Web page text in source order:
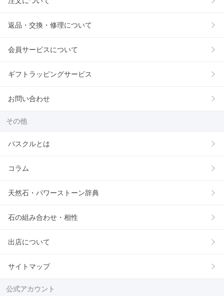
返品・交換・修理について
会員サービスについて
ギフトラッピングサービス
お問い合わせ
その他
パスクルとは
コラム
天然石・パワーストーン辞典
石の組み合わせ・相性
出店について
サイトマップ
公式アカウント